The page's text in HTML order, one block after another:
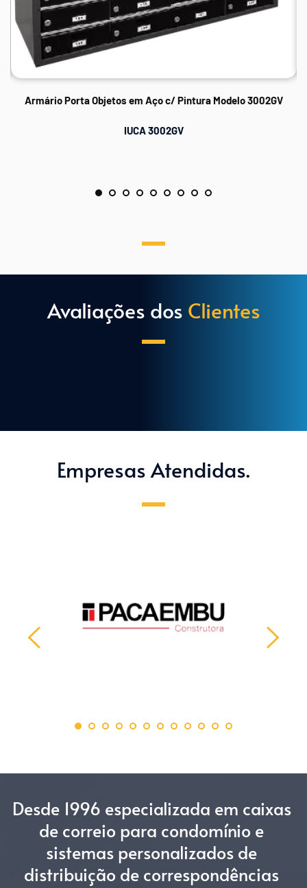
Armário Porta Objetos em Aço c/ Pintura Modelo 3002GV
IUCA 3002GV
Avaliações dos Clientes
Empresas Atendidas.
Desde 1996 especializada em caixas
de correio para condomínio e
sistemas personalizados de
distribuição de correspondências